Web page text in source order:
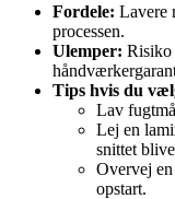
Fordele: Lavere
processen.
Ulemper: Risiko
Tips hvis du
Lav
Lej en
snittet
Overvej
opstart.